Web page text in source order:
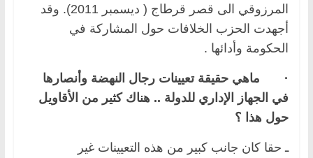
المرزوقي الى قصر قرطاج ( ديسمبر 2011). وقد
أجهدت الحزب الخلافات حول المشاركة في
الحكومة وأدائها .
· ماهي حقيقة تعيينات رجال النهضة وأنصارها
في الجهاز الإداري للدولة .. هناك كثير من الأقاويل
حول هذا ؟
ـ حقا كان جانب كبير من هذه التعيينات غير